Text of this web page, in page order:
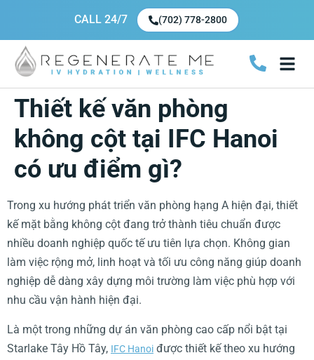
CALL 24/7 (702) 778-2800
Thiết kế văn phòng
không cột tại IFC Hanoi
có ưu điểm gì?
Trong xu hướng phát triển văn phòng hạng A hiện đại, thiết
kế mặt bằng không cột đang trở thành tiêu chuẩn được
nhiều doanh nghiệp quốc tế ưu tiên lựa chọn. Không gian
làm việc rộng mở, linh hoạt và tối ưu công năng giúp doanh
nghiệp dễ dàng xây dựng môi trường làm việc phù hợp với
nhu cầu vận hành hiện đại.
Là một trong những dự án văn phòng cao cấp nổi bật tại
Starlake Tây Hồ Tây, IFC Hanoi được thiết kế theo xu hướng